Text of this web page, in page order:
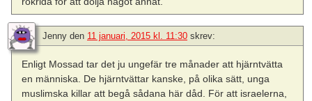
Jenny den 11 januari, 2015 kl. 11:30 skrev:
Enligt Mossad tar det ju ungefär tre månader att hjärntvätta
en människa. De hjärntvättar kanske, på olika sätt, unga
muslimska killar att begå sådana här dåd. För att israelerna,